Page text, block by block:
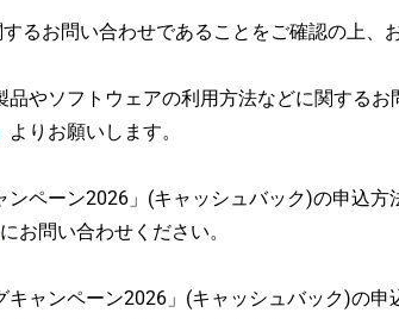
るお問い合わせであることをご確認の上、
やソフトウェアの利用方法などに関するお
よりお願いします。
ペーン2026」(キャッシュバック)の申込
にお問い合わせください。
ャンペーン2026」(キャッシュバック)の